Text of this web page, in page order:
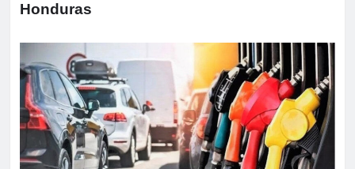
Honduras